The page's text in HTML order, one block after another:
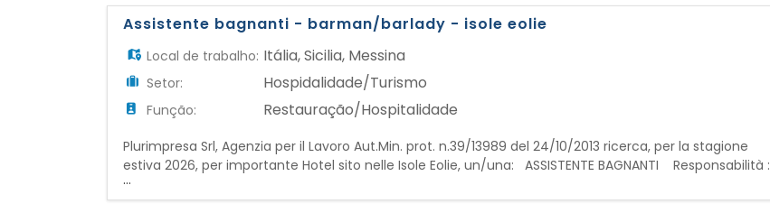
Assistente bagnanti - barman/barlady - isole eolie
Local de trabalho: Itália,Sicilia, Messina
Setor: Hospidalidade/Turismo
Função: Restauração/Hospitalidade
Plurimpresa Srl, Agenzia per il Lavoro Aut.Min. prot. n.39/13989 del 24/10/2013 ricerca, per la stagione
estiva 2026, per importante Hotel sito nelle Isole Eolie, un/una: ASSISTENTE BAGNANTI Responsabilità :
- Monitorare costantemente le zone di mare e piscina per garantire la sicurezza di tutti gli utenti,
prevenendo incidenti e co
...